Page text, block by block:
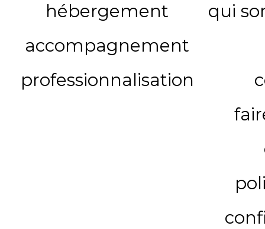
hébergement
accompagnement
professionnalisation
qui